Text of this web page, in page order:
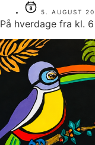
5. AUGUST
På hverdage fra kl.